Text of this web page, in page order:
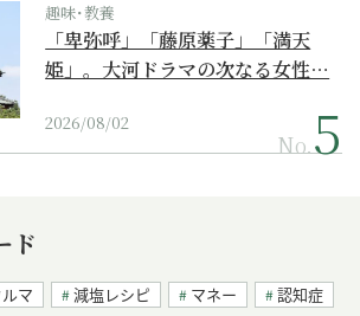
趣味･教養
「卑弥呼」「藤原薬子」「満天
姫」。大河ドラマの次なる女性…
2026/08/02
No.
ド
マ 減塩レシピ マネー
認知症